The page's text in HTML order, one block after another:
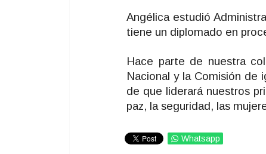
Angélica estudió
tiene un diplomado en
Hace parte de nuestra
Nacional y la Comisión de
de que liderará nuestros
paz, la seguridad, las
Whatsapp